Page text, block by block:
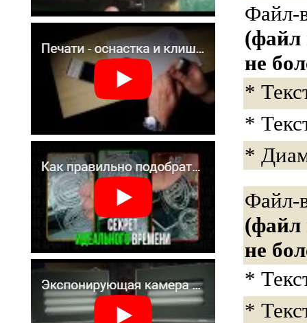
Файл-
(файл
не
*
*
*
Файл-
(файл
не
*
*